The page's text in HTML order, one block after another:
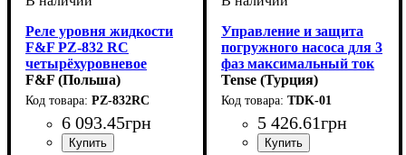
Реле уровня жидкости
F&F PZ-832 RC
четырёхуровневое
F&F (Польша)
PZ-832RC
6 093.45грн
Управление и защита
погружного насоса для 3
фаз максимальный ток
60A
Tense (Турция)
TDK-01
5 426.61грн